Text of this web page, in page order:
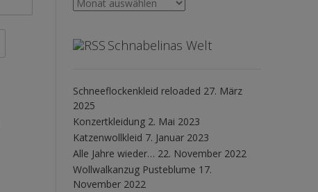
Schnabelinas Welt
Schneeflockenkleid reloaded 27. März
2025
Konzertkleidung 2. Mai 2023
Katzenwollkleid 7. Januar 2023
Alle Jahre wieder… 22. November 2022
Wollwalkanzug Pusteblume 17.
November 2022